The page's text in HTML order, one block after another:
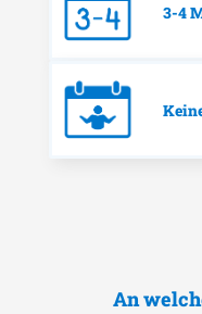
3-4
An